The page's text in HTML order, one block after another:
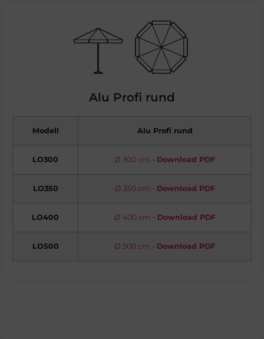
Alu Profi rund
Modell Alu Profi rund
LO300 Ø 300 cm – Download PDF
LO350 Ø 350 cm – Download PDF
LO400 Ø 400 cm – Download PDF
LO500 Ø 500 cm – Download PDF